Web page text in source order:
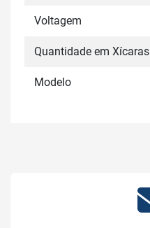
Voltagem
Quantidade em Xícaras
Modelo